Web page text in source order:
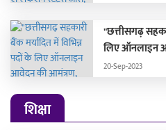
"छत्तीसगढ़
लिए ऑनलाइन
अक्टूबर 2023 को
20-Sep-2023
शिक्षा